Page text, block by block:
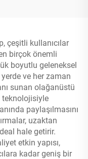
çeşitli kullanıcılar
birçok önemli
boyutlu geleneksel
ve her zaman
sunan olağanüstü
teknolojisiyle
paylaşılmasını
uzaktan
hale getirir.
etkin yapısı,
kadar geniş bir